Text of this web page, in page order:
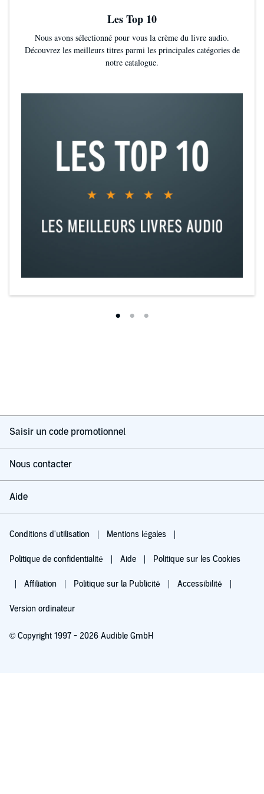
Les Top 10
Nous avons sélectionné pour vous la crème du livre audio.
Découvrez les meilleurs titres parmi les principales catégories de
notre catalogue.
Saisir un code promotionnel
Nous contacter
Aide
Conditions d'utilisation Mentions légales
Politique de confidentialité Aide Politique sur les Cookies
Affiliation Politique sur la Publicité Accessibilité
Version ordinateur
© Copyright 1997 - 2026 Audible GmbH